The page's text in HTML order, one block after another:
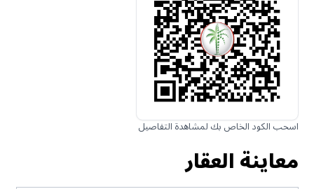
اسحب الكود الخاص بك لمشاهدة التفاصيل
معاينة العقار